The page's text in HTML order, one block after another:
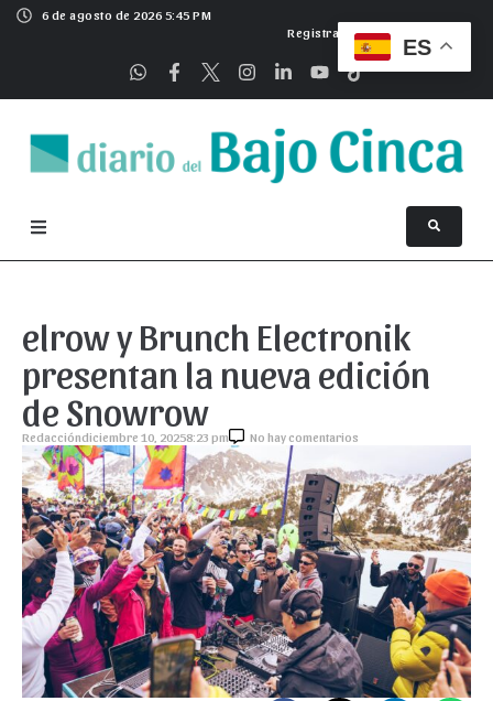
6 de agosto de 2026 5:45 PM
Registrarse
elrow y Brunch Electronik
presentan la nueva edición
de Snowrow
Redaccióndiciembre 10, 20258:23 pm No hay comentarios
ES